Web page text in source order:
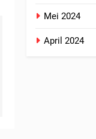
Mei 2024
April 2024